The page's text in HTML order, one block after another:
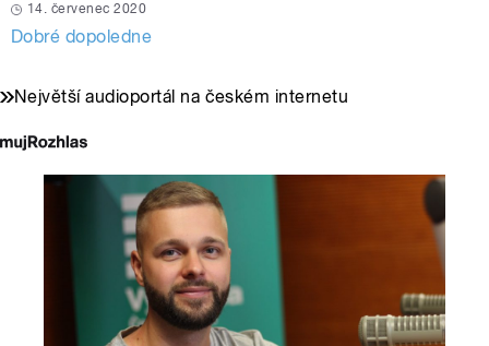
14. červenec 2020
Dobré dopoledne
Největší audioportál na českém internetu